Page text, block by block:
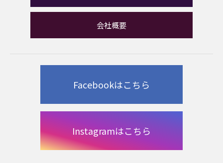
会社概要
Facebookはこちら
Instagramはこちら